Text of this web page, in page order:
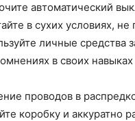
автоматический
в сухих условиях, не
личные средства
в своих навыках
проводов в
коробку и аккуратно